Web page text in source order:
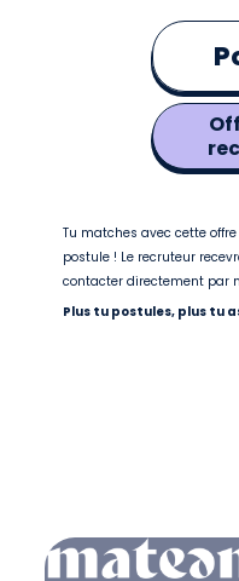
Tu matches avec cette
postule ! Le recruteur
contacter directement par
Plus tu postules, plus tu